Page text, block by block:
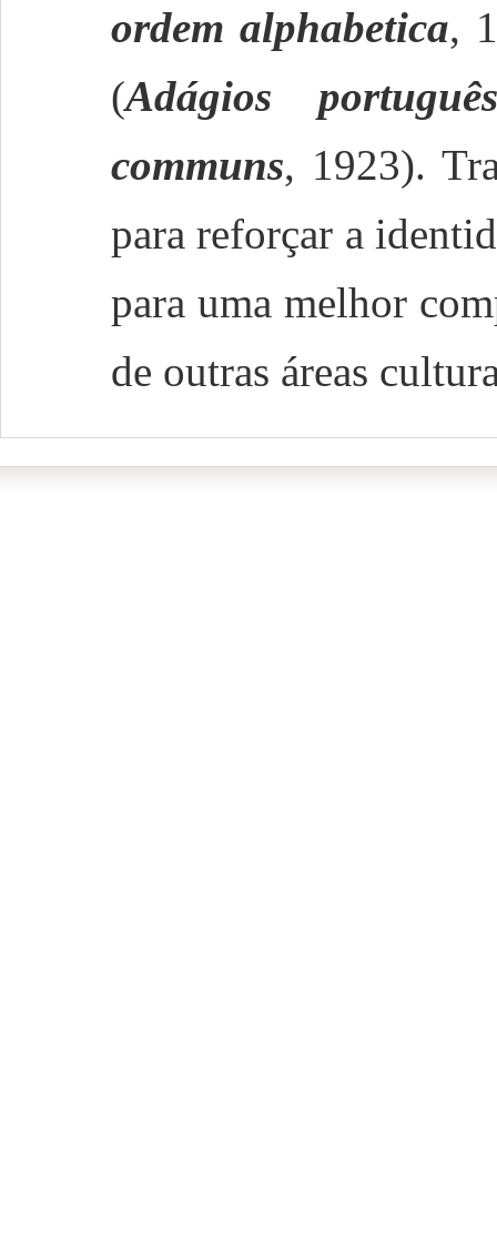
ordem alphabetica,
(Adágios
communs, 1923).
para reforçar a
para uma melhor
de outras áreas